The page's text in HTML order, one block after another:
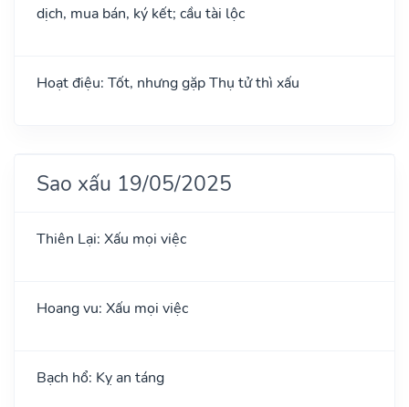
dịch, mua bán, ký kết; cầu tài lộc
Hoạt điệu: Tốt, nhưng gặp Thụ tử thì xấu
Sao xấu 19/05/2025
Thiên Lại: Xấu mọi việc
Hoang vu: Xấu mọi việc
Bạch hổ: Kỵ an táng